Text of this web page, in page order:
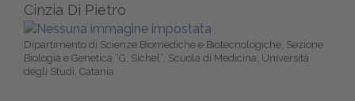
Cinzia Di Pietro
Dipartimento di Scienze Biomediche e Biotecnologiche, Sezione
Biologia e Genetica “G. Sichel”, Scuola di Medicina, Università
degli Studi, Catania